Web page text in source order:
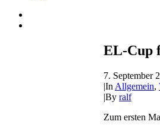
EL-Cup
7. September
|In Allgemein,
|By ralf
Zum ersten